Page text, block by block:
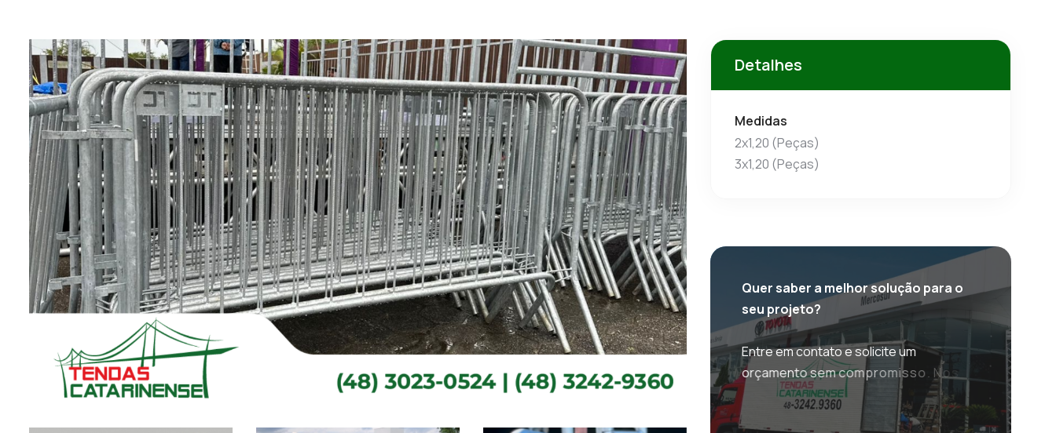
Detalhes
Medidas
2x1,20 (Peças)
3x1,20 (Peças)
Quersaber a melhorsolução para o
seu projeto?
Entreemcontatoesoliciteum
orçamentosemcompromisso.Nossa
e
eestápronta pa e cer
e n t